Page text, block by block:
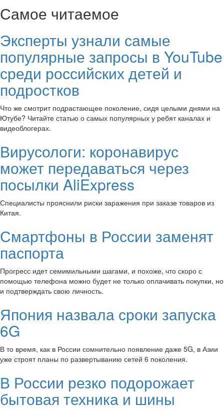
Самое читаемое
Эксперты узнали самые
популярные запросы в YouTube
среди российских детей и
подростков
Что же смотрит подрастающее поколение, сидя целыми днями на
Ютубе? Читайте статью о самых популярных у ребят каналах и
видеоблогерах.
Вирусологи: коронавирус
может передаваться через
посылки AliExpress
Специалисты прояснили риски заражения при заказе товаров из
Китая.
Смартфоны в России заменят
паспорта
Прогресс идет семимильными шагами, и похоже, что скоро с
помощью телефона можно будет не только оплачивать покупки, но
и подтверждать свою личность.
Япония назвала сроки запуска
6G
В то время, как в России сомнительно появление даже 5G, в Азии
уже строят планы по развертыванию сетей 6 поколения.
В России резко подорожает
бытовая техника и шины